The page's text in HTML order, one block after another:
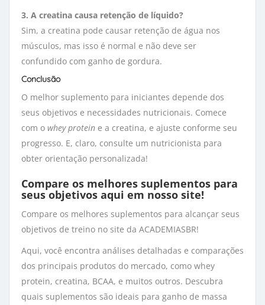
3. A creatina causa retenção de líquido?
Sim, a creatina pode causar retenção de água nos
músculos, mas isso é normal e não deve ser
confundido com ganho de gordura.
Conclusão
O melhor suplemento para iniciantes depende dos
seus objetivos e necessidades nutricionais. Comece
com o whey protein e a creatina, e ajuste conforme seu
progresso. E, claro, consulte um nutricionista para
obter orientação personalizada!
Compare os melhores suplementos para
seus objetivos aqui em nosso site!
Compare os melhores suplementos para alcançar seus
objetivos de treino no site da ACADEMIASBR!
Aqui, você encontra análises detalhadas e comparações
dos principais produtos do mercado, como whey
protein, creatina, BCAA, e muitos outros. Descubra
quais suplementos são ideais para ganho de massa